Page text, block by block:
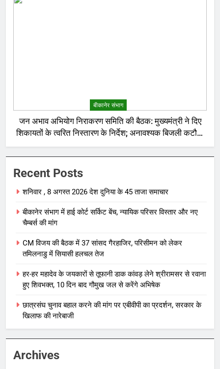
बीकानेर संभाग
जन अभाव अभियोग निराकरण समिति की बैठक: मुख्यमंत्री ने दिए
शिकायतों के त्वरित निस्तारण के निर्देश; अनावश्यक बिजली कटौती
पर सख्त रुख
Recent Posts
शनिवार , 8 अगस्त 2026 देश दुनिया के 45 ताजा समाचार
बीकानेर संभाग में हाई कोर्ट सर्किट बेंच, न्यायिक परिसर विस्तार और नए
चैम्बर्स की मांग
CM विजय की बैठक में 37 सांसद गैरहाजिर, परिसीमन को लेकर
तमिलनाडु में सियासी हलचल तेज
हर-हर महादेव के जयकारों से तूफानी डाक कांवड़ लेने श्रीरामसर से रवाना
हुए शिवभक्त, 10 दिन बाद गौमुख जल से करेंगे अभिषेक
छात्रसंघ चुनाव बहाल करने की मांग पर एबीवीपी का प्रदर्शन, सरकार के
खिलाफ की नारेबाजी
Archives